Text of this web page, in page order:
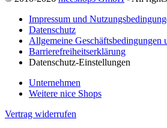
Impressum und
Datenschutz
Allgemeine Geschäftsbedingungen
Barrierefreiheitserklärung
Datenschutz-Einstellungen
Unternehmen
Weitere nice Shops
Vertrag widerrufen